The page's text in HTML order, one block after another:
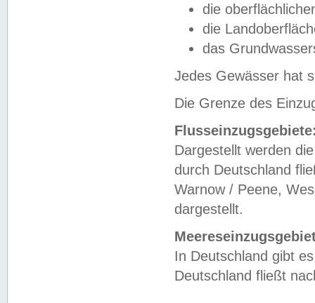
die
die
das
Jedes Gewässer hat
Die Grenze des
Dargestellt werden
durch Deutschland
Warnow / Peene,
dargestellt.
In Deutschland gibt
Deutschland fließt